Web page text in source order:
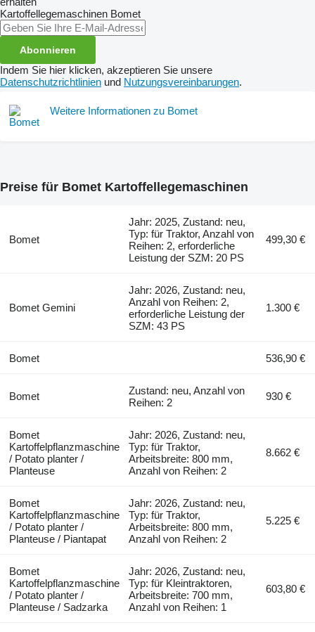
Kartoffellegemaschinen Bomet
Abonnieren
Indem Sie hier klicken, akzeptieren Sie unsere
Datenschutzrichtlinien und Nutzungsvereinbarungen.
Weitere Informationen zu Bomet
Preise für Bomet Kartoffellegemaschinen
Bomet
Jahr: 2025, Zustand: neu,
Typ: für Traktor, Anzahl von
Reihen: 2, erforderliche
Leistung der SZM: 20 PS
499,30 €
Bomet Gemini
Jahr: 2026, Zustand: neu,
Anzahl von Reihen: 2,
erforderliche Leistung der
SZM: 43 PS
1.300 €
Bomet 536,90 €
Bomet
Zustand: neu, Anzahl von
Reihen: 2
930 €
Bomet
Kartoffelpflanzmaschine
/ Potato planter /
Planteuse
Jahr: 2026, Zustand: neu,
Typ: für Traktor,
Arbeitsbreite: 800 mm,
Anzahl von Reihen: 2
8.662 €
Bomet
Kartoffelpflanzmaschine
/ Potato planter /
Planteuse / Piantapat
Jahr: 2026, Zustand: neu,
Typ: für Traktor,
Arbeitsbreite: 800 mm,
Anzahl von Reihen: 2
5.225 €
Bomet
Kartoffelpflanzmaschine
/ Potato planter /
Planteuse / Sadzarka
Jahr: 2026, Zustand: neu,
Typ: für Kleintraktoren,
Arbeitsbreite: 700 mm,
Anzahl von Reihen: 1
603,80 €